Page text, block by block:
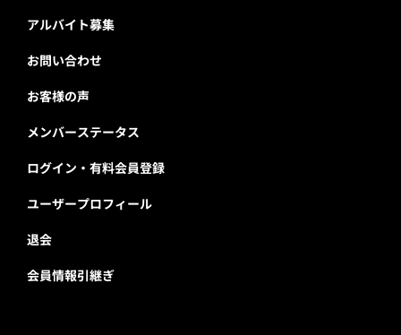
アルバイト募集
お問い合わせ
お客様の声
メンバーステータス
ログイン・有料会員登録
ユーザープロフィール
退会
会員情報引継ぎ